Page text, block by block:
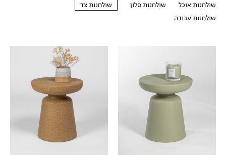
שולחנות אוכל שולחנות סלון
שולחנות צד
שולחנות עבודה
שולחנות צד